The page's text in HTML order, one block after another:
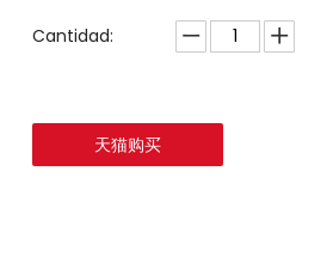
Cantidad:
天猫购买